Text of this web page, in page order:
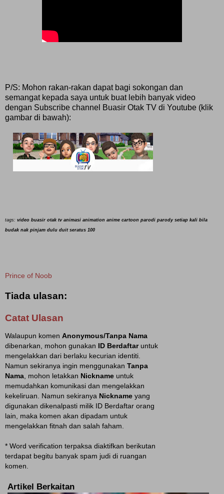
P/S: Mohon rakan-rakan dapat bagi sokongan dan
semangat kepada saya untuk buat lebih banyak video
dengan Subscribe channel Buasir Otak TV di Youtube (klik
gambar di bawah):
tags: video buasir otak tv animasi animation anime cartoon parodi parody setiap kali bila
budak nak pinjam dulu duit seratus 100
Prince of Noob
Tiada ulasan:
Catat Ulasan
Walaupun komen Anonymous/Tanpa Nama
dibenarkan, mohon gunakan ID Berdaftaruntuk
mengelakkan dari berlaku kecurian identiti.
Namun sekiranya ingin menggunakan Tanpa
Nama, mohon letakkan Nickname untuk
memudahkan komunikasi dan mengelakkan
kekeliruan. Namun sekiranya Nickname yang
digunakan dikenalpasti milik ID Berdaftar orang
lain, maka komen akan dipadam untuk
mengelakkan fitnah dan salah faham.
* Word verification terpaksa diaktifkan berikutan
terdapat begitu banyak spam judi di ruangan
komen.
Artikel Berkaitan